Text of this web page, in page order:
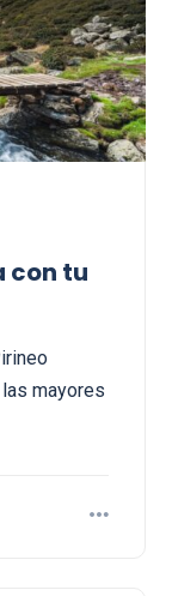
con tu
mayores